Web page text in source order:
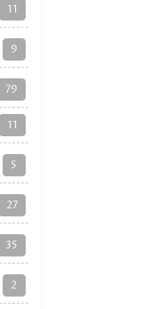
11
9
79
11
5
27
35
2